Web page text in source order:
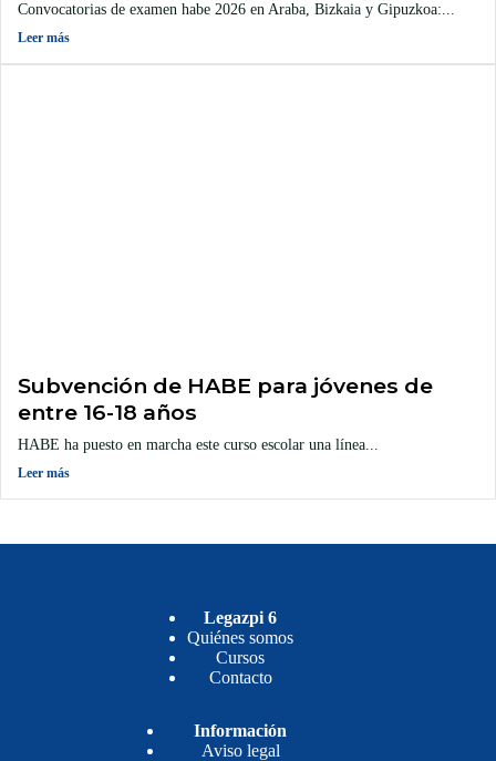
Convocatorias de examen habe 2026 en Araba, Bizkaia y Gipuzkoa:...
Leer más
Subvención de HABE para jóvenes de
entre 16-18 años
HABE ha puesto en marcha este curso escolar una línea...
Leer más
Legazpi 6
Quiénes somos
Cursos
Contacto
Información
Aviso legal